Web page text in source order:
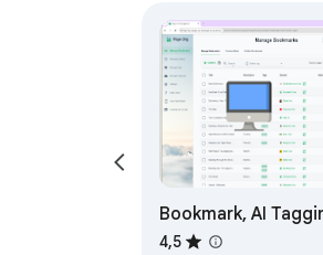
Bookmark, AI
Cache &
4,5